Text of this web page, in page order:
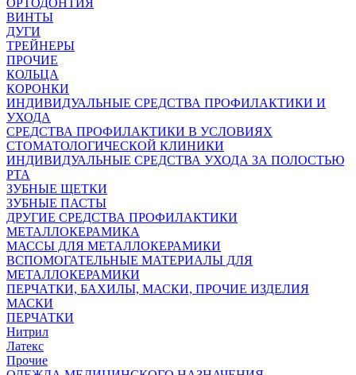
ОРТОДОНТИЯ
ВИНТЫ
ДУГИ
ТРЕЙНЕРЫ
ПРОЧИЕ
КОЛЬЦА
КОРОНКИ
ИНДИВИДУАЛЬНЫЕ СРЕДСТВА ПРОФИЛАКТИКИ И
УХОДА
СРЕДСТВА ПРОФИЛАКТИКИ В УСЛОВИЯХ
СТОМАТОЛОГИЧЕСКОЙ КЛИНИКИ
ИНДИВИДУАЛЬНЫЕ СРЕДСТВА УХОДА ЗА ПОЛОСТЬЮ
РТА
ЗУБНЫЕ ЩЕТКИ
ЗУБНЫЕ ПАСТЫ
ДРУГИЕ СРЕДСТВА ПРОФИЛАКТИКИ
МЕТАЛЛОКЕРАМИКА
МАССЫ ДЛЯ МЕТАЛЛОКЕРАМИКИ
ВСПОМОГАТЕЛЬНЫЕ МАТЕРИАЛЫ ДЛЯ
МЕТАЛЛОКЕРАМИКИ
ПЕРЧАТКИ, БАХИЛЫ, МАСКИ, ПРОЧИЕ ИЗДЕЛИЯ
МАСКИ
ПЕРЧАТКИ
Нитрил
Латекс
Прочие